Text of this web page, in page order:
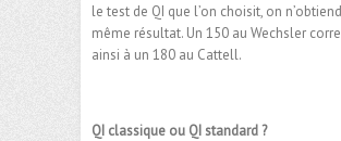
le test de QI que l’on choisit, on
même résultat. Un 150 au Wechsler
ainsi à un 180 au Cattell.
QI classique ou QI standard ?